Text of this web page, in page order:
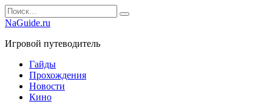
Перейти
к
Search
for:
NaGuide.ru
Игровой путеводитель
Гайды
Прохождения
Новости
Кино